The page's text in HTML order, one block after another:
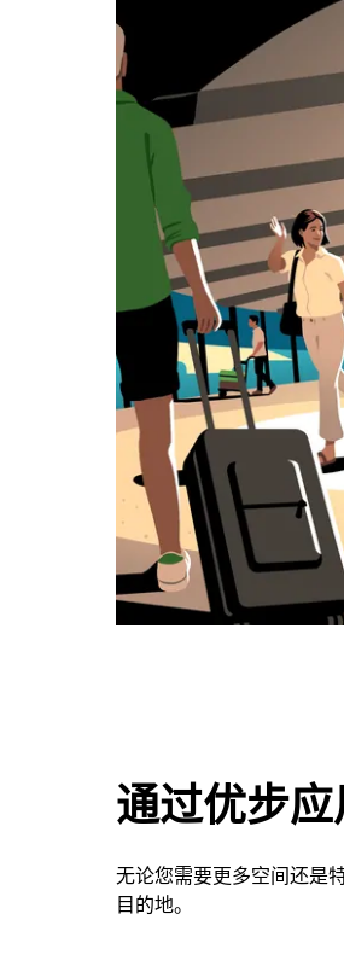
通过优步
无论您需要更多空间还是
目的地。